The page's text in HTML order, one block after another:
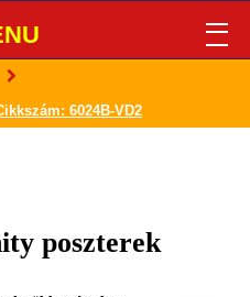
6024B-VD2
poszterek